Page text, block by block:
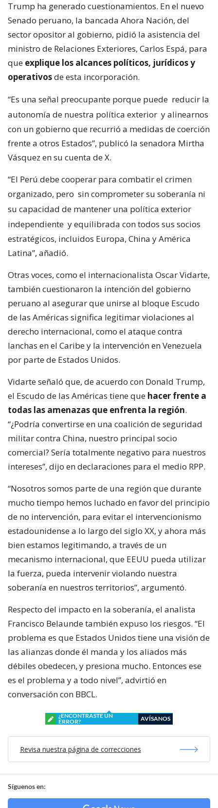
Trump ha generado cuestionamientos. En el nuevo
Senado peruano, la bancada Ahora Nación, del
sector opositor al gobierno, pidió la asistencia del
ministro de Relaciones Exteriores, Carlos Espá, para
que explique los alcances políticos, jurídicos y
operativosde esta incorporación.
“Es una señal preocupante porque puede reducir la
autonomía de nuestra política exterior y alinearnos
con un gobierno que recurrió a medidas de coerción
frente a otros Estados”, publicó la senadora Mirtha
Vásquez en su cuenta de X.
“El Perú debe cooperar para combatir el crimen
organizado, pero sin comprometer su soberanía ni
su capacidad de mantener una política exterior
independiente y equilibrada con todos sus socios
estratégicos, incluidos Europa, China y América
Latina”, añadió.
Otras voces, como el internacionalista Oscar Vidarte,
también cuestionaron la intención del gobierno
peruano al asegurar que unirse al bloque Escudo
de las Américas significa legitimar violaciones al
derecho internacional, como el ataque contra
lanchas en el Caribe y la intervención en Venezuela
por parte de Estados Unidos.
Vidarte señaló que, de acuerdo con Donald Trump,
el Escudo de las Américas tiene que hacer frente a
todas las amenazas que enfrenta la región.
“¿Podría convertirse en una coalición de seguridad
militar contra China, nuestro principal socio
comercial? Sería totalmente negativo para nuestros
intereses”, dijo en declaraciones para el medio RPP.
“Nosotros somos parte de una región que durante
mucho tiempo hemos luchado en favor del principio
de no intervención, para evitar el intervencionismo
estadounidense a lo largo del siglo XX, y ahora más
bien estamos legitimando, a través de un
mecanismo internacional, que EEUU pueda utilizar
la fuerza, pueda intervenir violando nuestra
soberanía en nuestros territorios”, argumentó.
Respecto del impacto en la soberanía, el analista
Francisco Belaunde también expuso los riesgos. “El
problema es que Estados Unidos tiene una visión de
las alianzas donde él manda y los aliados más
débiles obedecen, y presiona mucho. Entonces ese
es el problema y a todo nivel”, advirtió en
conversación con BBCL.
¿ENCONTRASTE UN
ERROR?
AVÍSANOS
Revisa nuestra página de correcciones
Síguenos en: